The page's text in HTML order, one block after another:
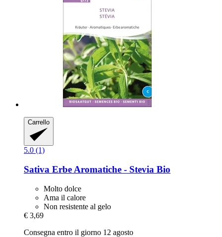
Carrello
5.0 (1)
Sativa Erbe Aromatiche -​ Stevia Bio
Molto dolce
Ama il calore
Non resistente al gelo
€ 3,69
Consegna entro il giorno 12 agosto